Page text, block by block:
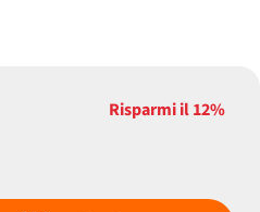
Risparmi il12%